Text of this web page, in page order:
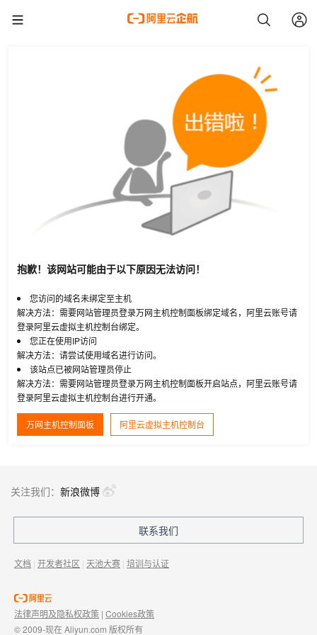
抱歉！该网站可能由于以下原因无法访问！
您访问的域名未绑定至主机
解决方法：需要网站管理员登录万网主机控制面板绑定域名，阿里云账号请
登录阿里云虚拟主机控制台绑定。
您正在使用IP访问
解决方法：请尝试使用域名进行访问。
该站点已被网站管理员停止
解决方法：需要网站管理员登录万网主机控制面板开启站点，阿里云账号请
登录阿里云虚拟主机控制台进行开通。
万网主机控制面板 阿里云虚拟主机控制台